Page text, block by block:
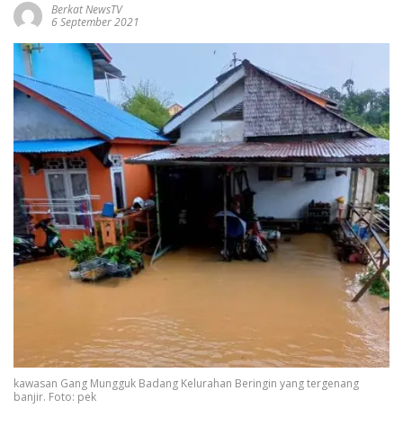
Berkat NewsTV
6 September 2021
kawasan Gang Mungguk Badang Kelurahan Beringin yang tergenang
banjir. Foto: pek